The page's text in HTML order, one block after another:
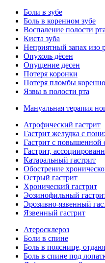
Боли в зубе
Боль в коренном зубе
Воспаление полости рта
Киста зуба
Неприятный запах изо
Опухоль дёсен
Опущение десен
Потеря коронки
Потеря пломбы
Язвы в полости рта
Мануальная терапия
Атрофический гастрит
Гастрит желудка с
Гастрит с повышенной
Гастрит,
Катаральный гастрит
Обострение
Острый гастрит
Хронический гастрит
Эозинофильный
Эрозивно-язвенный
Язвенный гастрит
Атеросклероз
Боли в спине
Боль в пояснице,
Боль в спине под